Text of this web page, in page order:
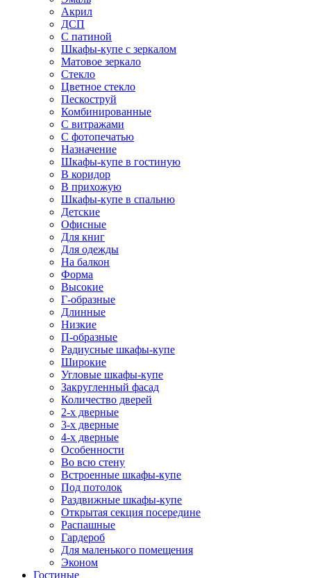
Акрил
ДСП
С патиной
Шкафы-купе с зеркалом
Матовое зеркало
Стекло
Цветное стекло
Пескоструй
Комбинированные
С витражами
С фотопечатью
Назначение
Шкафы-купе в гостиную
В коридор
В прихожую
Шкафы-купе в спальню
Детские
Офисные
Для книг
Для одежды
На балкон
Форма
Высокие
Г-образные
Длинные
Низкие
П-образные
Радиусные шкафы-купе
Широкие
Угловые шкафы-купе
Закругленный фасад
Количество дверей
2-х дверные
3-х дверные
4-х дверные
Особенности
Во всю стену
Встроенные шкафы-купе
Под потолок
Раздвижные шкафы-купе
Открытая секция посередине
Распашные
Гардероб
Для маленького помещения
Эконом
Гостиные